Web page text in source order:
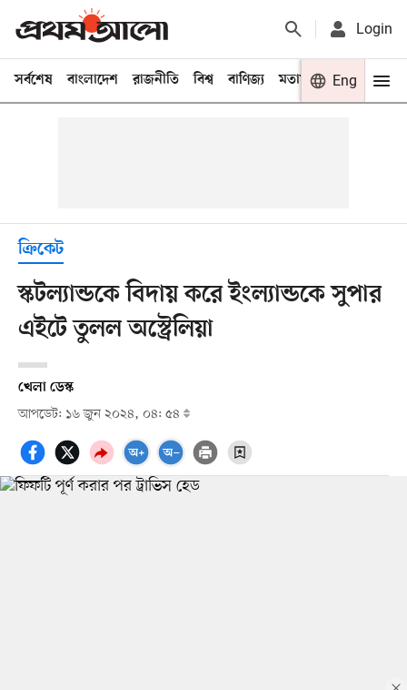
Login
সর্বশেষ বাংলাদেশ রাজনীতি বিশ্ব বাণিজ্য মতামত খেলা
Eng
ক্রিকেট
স্কটল্যান্ডকে বিদায় করে ইংল্যান্ডকে সুপার
এইটে তুলল অস্ট্রেলিয়া
খেলা ডেস্ক
আপডেট: ১৬ জুন ২০২৪, ০৪: ৫৪